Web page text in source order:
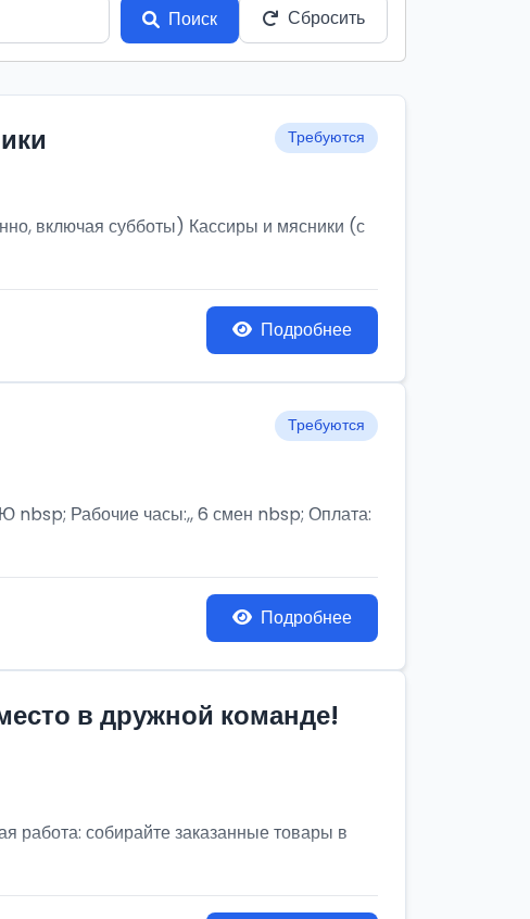
Поиск
Сбросить
Требуются
включая субботы) Кассиры и мясники (с
Подробнее
Требуются
Рабочие часы:,, 6 смен nbsp; Оплата:
Подробнее
в дружной команде!
работа: собирайте заказанные товары в